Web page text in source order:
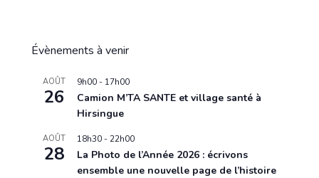
Évènements à venir
AOÛT
26
9h00 - 17h00
Camion M’TA SANTE et village santé à
Hirsingue
AOÛT
28
18h30 -22h00
La Photo de l’Année 2026 : écrivons
ensemble une nouvelle page de l’histoire